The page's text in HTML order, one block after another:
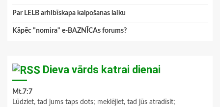
Par LELB arhibīskapa kalpošanas laiku
Kāpēc "nomira" e-BAZNĪCAs forums?
Dieva vārds katrai dienai
Mt.7:7
Lūdziet, tad jums taps dots; meklējiet, tad jūs atradīsit;